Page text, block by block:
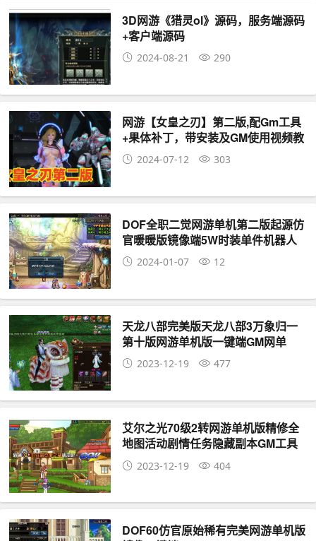
3D网游《猎灵ol》源码，服务端源码
+客户端源码
2024-08-21 290
网游【女皇之刃】第二版,配Gm工具
+果体补丁，带安装及GM使用视频教
程 2024-07-12 303
DOF全职二觉网游单机第二版起源仿
官暖暖版镜像端5W时装单件机器人
2024-01-07 12
天龙八部完美版天龙八部3万象归一
第十版网游单机版一键端GM网单
2023-12-19 477
艾尔之光70级2转网游单机版精修全
地图活动剧情任务隐藏副本GM工具
2023-12-19 404
DOF60仿官原始稀有完美网游单机版